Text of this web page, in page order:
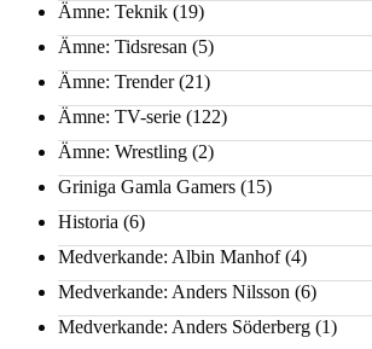
Ämne: Teknik (19)
Ämne: Tidsresan (5)
Ämne: Trender(21)
Ämne: TV-serie (122)
Ämne: Wrestling (2)
Griniga Gamla Gamers (15)
Historia (6)
Medverkande: Albin Manhof(4)
Medverkande: Anders Nilsson (6)
Medverkande: Anders Söderberg (1)